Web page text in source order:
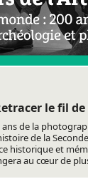
le fil
ans de la
de la
historique et
au cœur de